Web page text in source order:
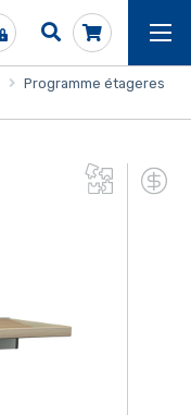
Programme étageres